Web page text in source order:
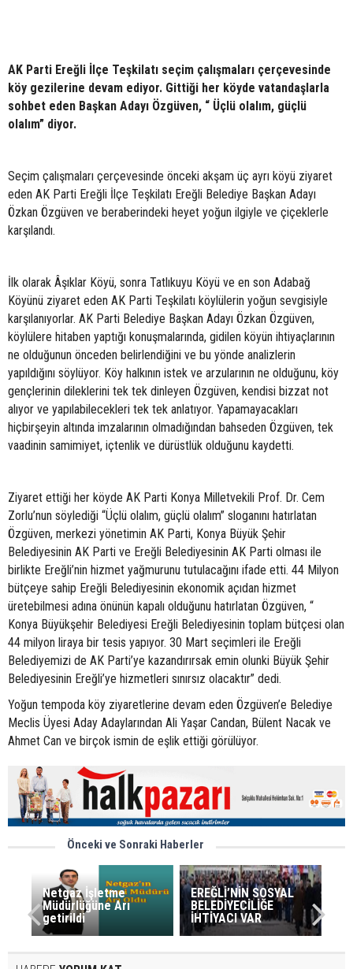
AK Parti Ereğli İlçe Teşkilatı seçim çalışmaları çerçevesinde
köy gezilerine devam ediyor. Gittiği her köyde vatandaşlarla
sohbet eden Başkan Adayı Özgüven, “ Üçlü olalım, güçlü
olalım” diyor.
Seçim çalışmaları çerçevesinde önceki akşam üç ayrı köyü ziyaret
eden AK Parti Ereğli İlçe Teşkilatı Ereğli Belediye Başkan Adayı
Özkan Özgüven ve beraberindeki heyet yoğun ilgiyle ve çiçeklerle
karşılandı.
İlk olarak Âşıklar Köyü, sonra Tatlıkuyu Köyü ve en son Adabağ
Köyünü ziyaret eden AK Parti Teşkilatı köylülerin yoğun sevgisiyle
karşılanıyorlar. AK Parti Belediye Başkan Adayı Özkan Özgüven,
köylülere hitaben yaptığı konuşmalarında, gidilen köyün ihtiyaçlarının
ne olduğunun önceden belirlendiğini ve bu yönde analizlerin
yapıldığını söylüyor. Köy halkının istek ve arzularının ne olduğunu, köy
gençlerinin dileklerini tek tek dinleyen Özgüven, kendisi bizzat not
alıyor ve yapılabilecekleri tek tek anlatıyor. Yapamayacakları
hiçbirşeyin altında imzalarının olmadığından bahseden Özgüven, tek
vaadinin samimiyet, içtenlik ve dürüstlük olduğunu kaydetti.
Ziyaret ettiği her köyde AK Parti Konya Milletvekili Prof. Dr. Cem
Zorlu’nun söylediği “Üçlü olalım, güçlü olalım” sloganını hatırlatan
Özgüven, merkezi yönetimin AK Parti, Konya Büyük Şehir
Belediyesinin AK Parti ve Ereğli Belediyesinin AK Parti olması ile
birlikte Ereğli’nin hizmet yağmurunu tutulacağını ifade etti. 44 Milyon
bütçeye sahip Ereğli Belediyesinin ekonomik açıdan hizmet
üretebilmesi adına önünün kapalı olduğunu hatırlatan Özgüven, “
Konya Büyükşehir Belediyesi Ereğli Belediyesinin toplam bütçesi olan
44 milyon liraya bir tesis yapıyor. 30 Mart seçimleri ile Ereğli
Belediyemizi de AK Parti’ye kazandırırsak emin olunki Büyük Şehir
Belediyesinin Ereğli’ye hizmetleri sınırsız olacaktır” dedi.
Yoğun tempoda köy ziyaretlerine devam eden Özgüven’e Belediye
Meclis Üyesi Aday Adaylarından Ali Yaşar Candan, Bülent Nacak ve
Ahmet Can ve birçok ismin de eşlik ettiği görülüyor.
Önceki ve Sonraki Haberler
Netgaz İşletme
Müdürlüğüne Arı
getirildi
EREĞLİ’NİN SOSYAL
BELEDİYECİLİĞE
İHTİYACI VAR